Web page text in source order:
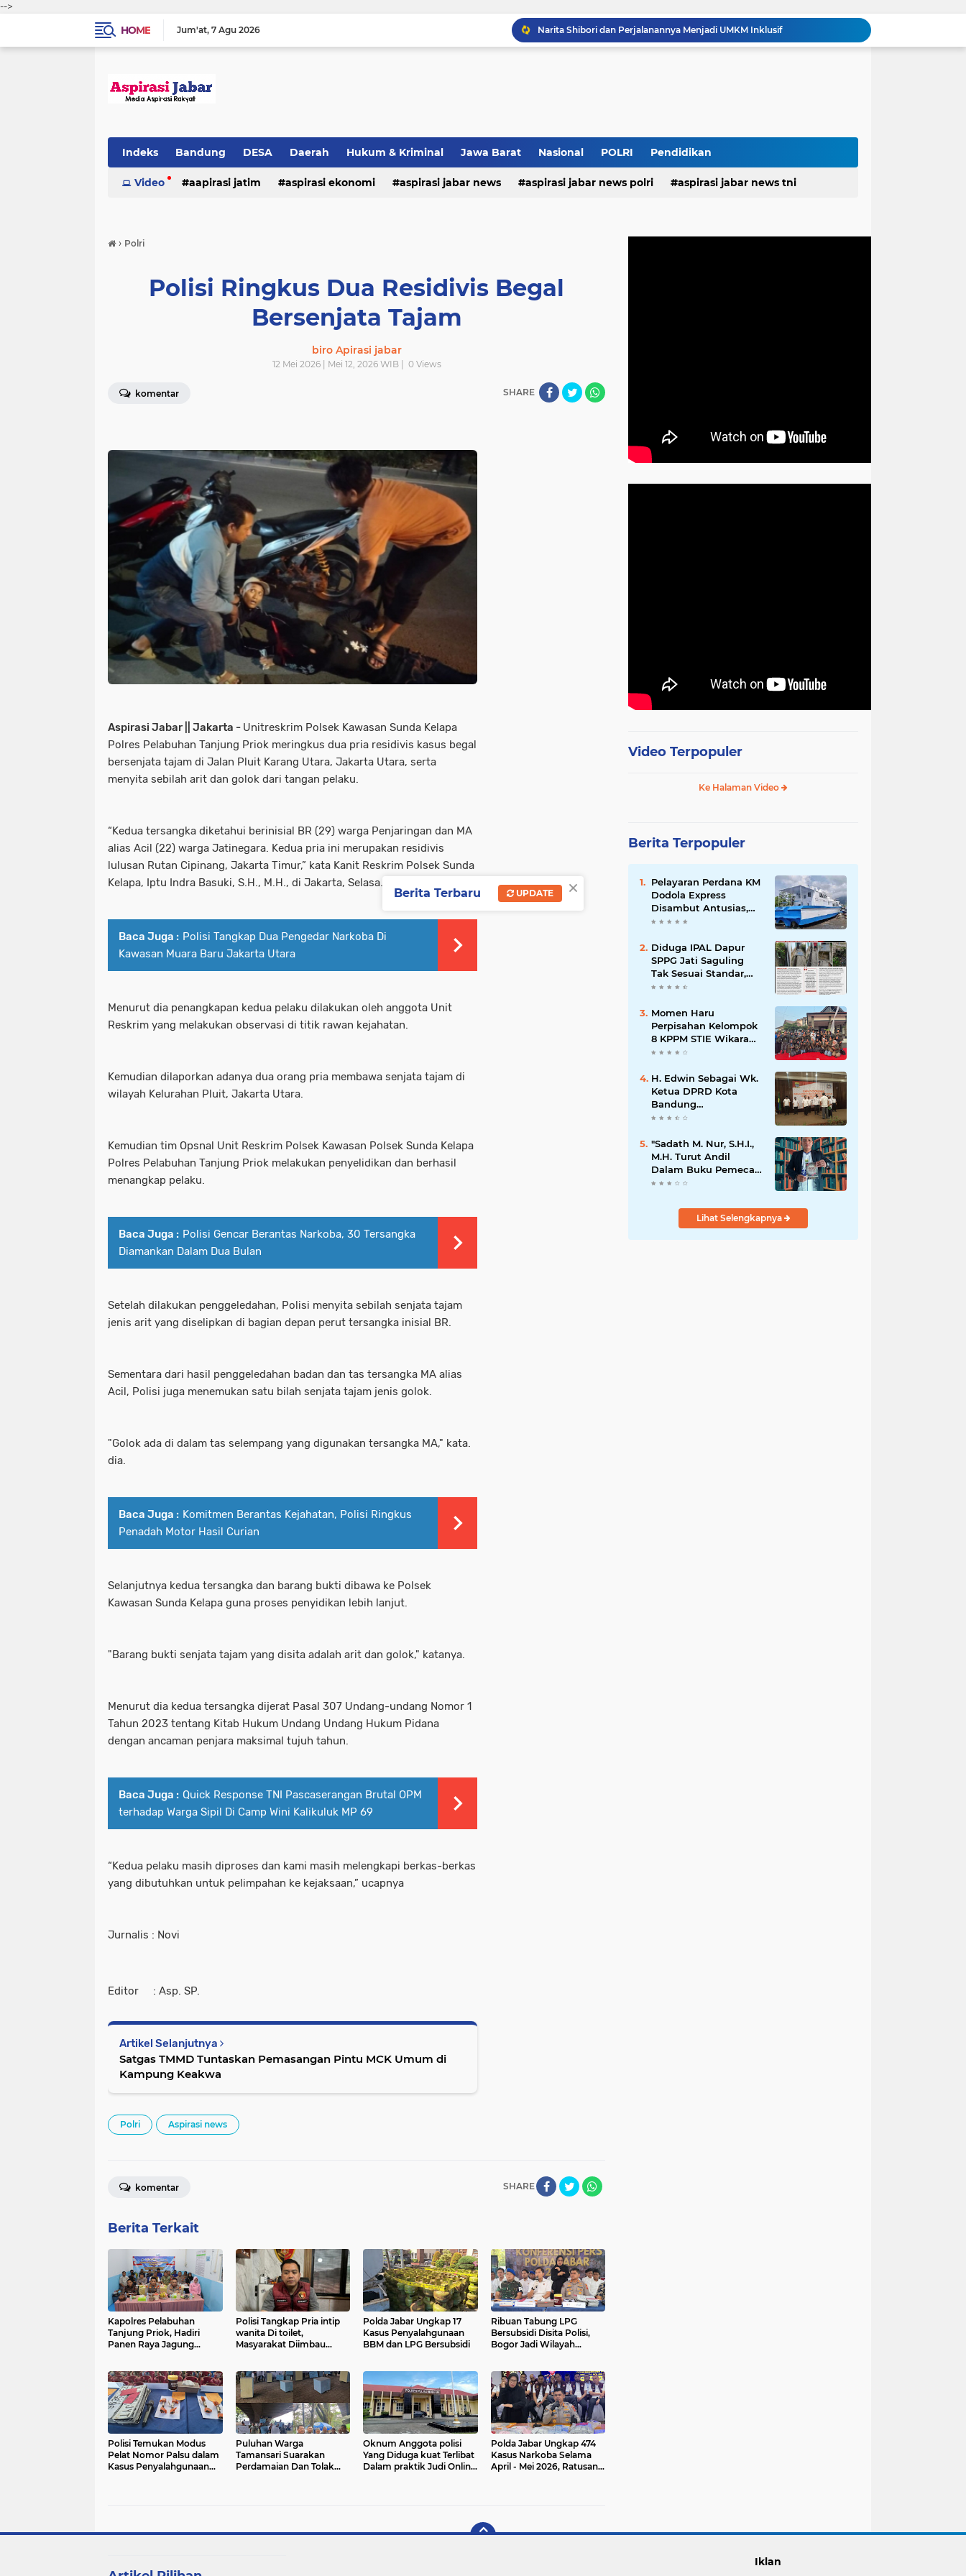
-->
HOME
Jum'at 7 Agu 2026
Ribuan Knalpot Brong Disita Polisi, Gubernur Jabar Kang Dedi Bakal Berikan Kompensasi Knalpot Standar
Proyek Labkesmas mencapai 80 persen progres fisiknya sudah melampaui dari realisasi anggaran
Narita Shibori dan Perjalanannya Menjadi UMKM Inklusif
Indeks Bandung DESA Daerah Hukum & Kriminal Jawa Barat Nasional POLRI Pendidikan
Video aapirasi jatim aspirasi ekonomi aspirasi jabar news aspirasi jabar news polri aspirasi jabar news tni
hukum & kriminal
› Polri
Polisi Ringkus Dua Residivis Begal
Bersenjata Tajam
biro Apirasi jabar
12 Mei 2026 | Mei 12, 2026 WIB | 0Views
komentar SHARE
Aspirasi Jabar || Jakarta - Unitreskrim Polsek Kawasan Sunda Kelapa
Polres Pelabuhan Tanjung Priok meringkus dua pria residivis kasus begal
bersenjata tajam di Jalan Pluit Karang Utara, Jakarta Utara, serta
menyita sebilah arit dan golok dari tangan pelaku.
“Kedua tersangka diketahui berinisial BR (29) warga Penjaringan dan MA
alias Acil (22) warga Jatinegara. Kedua pria ini merupakan residivis
lulusan Rutan Cipinang, Jakarta Timur,” kata Kanit Reskrim Polsek Sunda
Kelapa, Iptu Indra Basuki, S.H., M.H., di Jakarta, Selasa. (12/5/2026).
Baca Juga : Polisi Tangkap Dua Pengedar Narkoba Di
Kawasan Muara Baru Jakarta Utara
Menurut dia penangkapan kedua pelaku dilakukan oleh anggota Unit
Reskrim yang melakukan observasi di titik rawan kejahatan.
Kemudian dilaporkan adanya dua orang pria membawa senjata tajam di
wilayah Kelurahan Pluit, Jakarta Utara.
Kemudian tim Opsnal Unit Reskrim Polsek Kawasan Polsek Sunda Kelapa
Polres Pelabuhan Tanjung Priok melakukan penyelidikan dan berhasil
menangkap pelaku.
Baca Juga : Polisi Gencar Berantas Narkoba, 30 Tersangka
Diamankan Dalam Dua Bulan
Setelah dilakukan penggeledahan, Polisi menyita sebilah senjata tajam
jenis arit yang diselipkan di bagian depan perut tersangka inisial BR.
Sementara dari hasil penggeledahan badan dan tas tersangka MA alias
Acil, Polisi juga menemukan satu bilah senjata tajam jenis golok.
"Golok ada di dalam tas selempang yang digunakan tersangka MA," kata.
dia.
Baca Juga : Komitmen Berantas Kejahatan, Polisi Ringkus
Penadah Motor Hasil Curian
Selanjutnya kedua tersangka dan barang bukti dibawa ke Polsek
Kawasan Sunda Kelapa guna proses penyidikan lebih lanjut.
"Barang bukti senjata tajam yang disita adalah arit dan golok," katanya.
Menurut dia kedua tersangka dijerat Pasal 307 Undang-undang Nomor 1
Tahun 2023 tentang Kitab Hukum Undang Undang Hukum Pidana
dengan ancaman penjara maksimal tujuh tahun.
Baca Juga : Quick Response TNI Pascaserangan Brutal OPM
terhadap Warga Sipil Di Camp Wini Kalikuluk MP 69
“Kedua pelaku masih diproses dan kami masih melengkapi berkas-berkas
yang dibutuhkan untuk pelimpahan ke kejaksaan,” ucapnya
Jurnalis : Novi
Editor : Asp. SP.
Artikel Selanjutnya
Satgas TMMD Tuntaskan Pemasangan Pintu MCK Umum di
Kampung Keakwa
Polri Aspirasi news
SHARE
komentar
Berita Terkait
Kapolres Pelabuhan
Tanjung Priok, Hadiri
Panen Raya Jagung
Presiden RI
Polisi Tangkap Pria intip
wanita Di toilet,
Masyarakat Diimbau
Polda Jabar Ungkap 17
Kasus Penyalahgunaan
BBM dan LPG Bersubsidi
‎Ribuan Tabung LPG
Bersubsidi Disita Polisi,
Bogor Jadi Wilayah
‎Polisi Temukan Modus
Pelat Nomor Palsu dalam
Kasus Penyalahgunaan
Puluhan Warga
Tamansari Suarakan
Perdamaian Dan Tolak
Oknum Anggota polisi
Yang Diduga kuat Terlibat
Dalam praktik Judi Online
Polda Jabar Ungkap 474
Kasus Narkoba Selama
April - Mei 2026, Ratusan
Video Terpopuler
Ke Halaman Video
Berita Terpopuler
Pelayaran Perdana KM
Dodola Express
Disambut Antusias,
Baling-Baling Segera
Diduga IPAL Dapur
SPPG Jati Saguling
Tak Sesuai Standar,
Warga Keluhkan
Mengalir ke Sungai
Momen Haru
Perpisahan Kelompok
8 KPPM STIE Wikara
Bersama Kepala Desa
Kecamatan Bojong
H. Edwin Sebagai Wk.
Ketua DPRD Kota
Bandung
Mengapresiasi Dan
Kepada
Kepemimpinan Merdi
Hajiji Sebagai ketua
DPD Lpm Kota
2021-2026
"Sadath M. Nur, S.H.I.,
M.H. Turut Andil
Dalam Buku Pemecah
Rekor MURI Puisi
Lihat Selengkapnya
Iklan
×
Berita Terbaru UPDATE